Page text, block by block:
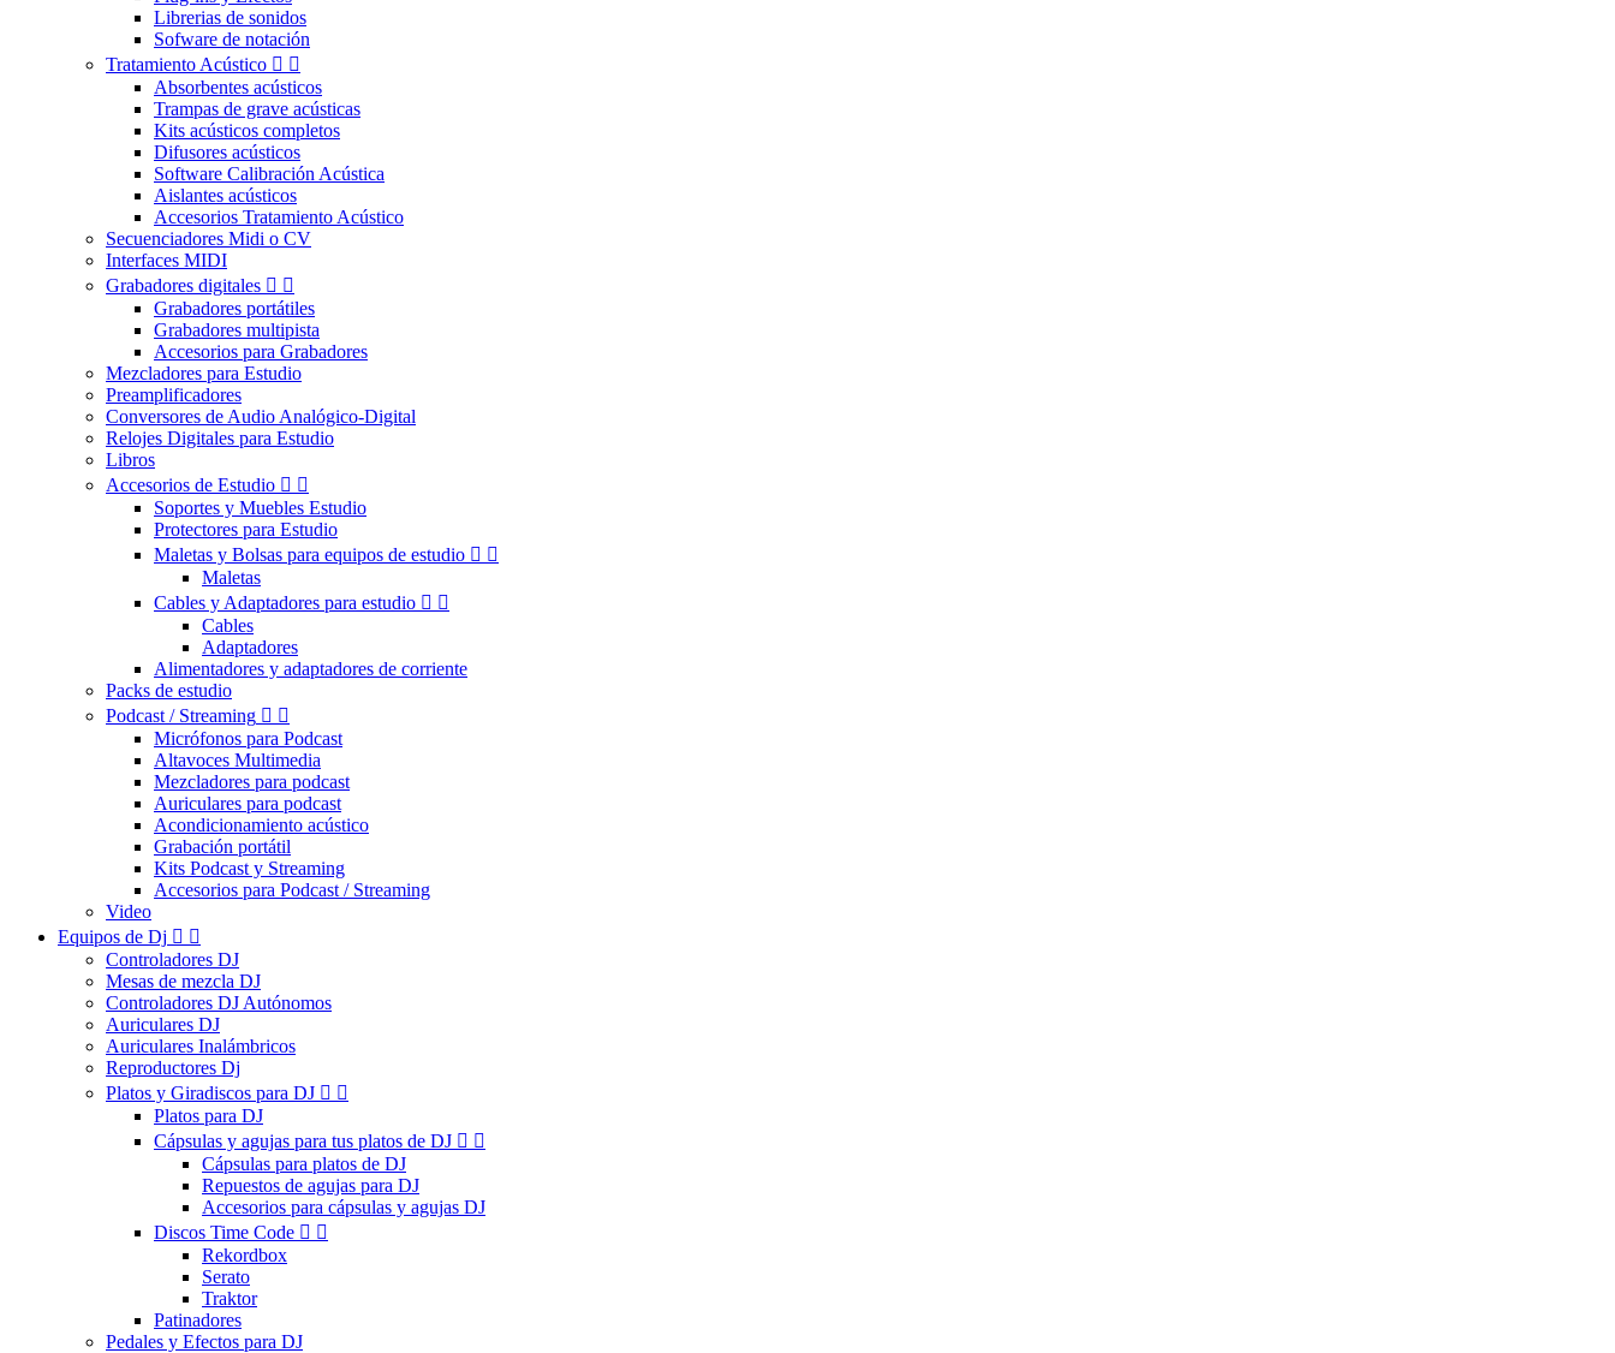
Librerias de sonidos
Sofware de notación
Tratamiento Acústico  
Absorbentes acústicos
Trampas de grave acústicas
Kits acústicos completos
Difusores acústicos
Software Calibración Acústica
Aislantes acústicos
Accesorios Tratamiento Acústico
Secuenciadores Midi o CV
Interfaces MIDI
Grabadores digitales  
Grabadores portátiles
Grabadores multipista
Accesorios para Grabadores
Mezcladores para Estudio
Preamplificadores
Conversores de Audio Analógico-Digital
Relojes Digitales para Estudio
Libros
Accesorios de Estudio  
Soportes y Muebles Estudio
Protectores para Estudio
Maletas y Bolsas para equipos de estudio  
Maletas
Cables y Adaptadores para estudio  
Cables
Adaptadores
Alimentadores y adaptadores de corriente
Packs de estudio
Podcast / Streaming  
Micrófonos para Podcast
Altavoces Multimedia
Mezcladores para podcast
Auriculares para podcast
Acondicionamiento acústico
Grabación portátil
Kits Podcast y Streaming
Accesorios para Podcast / Streaming
Video
Equipos de Dj  
Controladores DJ
Mesas de mezcla DJ
Controladores DJ Autónomos
Auriculares DJ
Auriculares Inalámbricos
Reproductores Dj
Platos y Giradiscos para DJ  
Platos para DJ
Cápsulas y agujas para tus platos de DJ  
Cápsulas para platos de DJ
Repuestos de agujas para DJ
Accesorios para cápsulas y agujas DJ
Discos Time Code  
Rekordbox
Serato
Traktor
Patinadores
Pedales y Efectos para DJ